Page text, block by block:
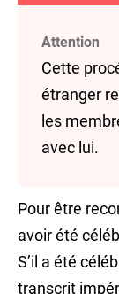
Attention
Cette
étranger
les
avec lui.
Pour être
avoir été
S’il a été
transcrit